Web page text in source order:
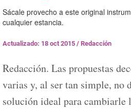
Sácale provecho a este original
cualquier estancia.
Actualizado: 18 oct 2015 / Redacción
Redacción. Las propuestas
varias y, al ser tan simple, no
solución ideal para cambiarle